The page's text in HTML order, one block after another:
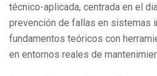
técnico-aplicada, centrada en el
prevención de fallas en sistemas
fundamentos teóricos con
en entornos reales de